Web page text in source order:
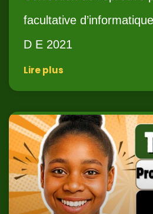
facultative
D E 2021
Lire plus